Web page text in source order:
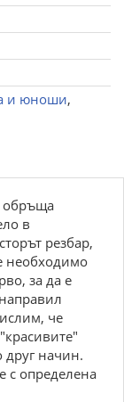
и юноши,
обръща
в
резбар,
необходимо
за да е
че
друг начин.
с определена